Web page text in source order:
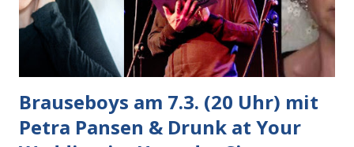
Konto hinzufügen, aber das klappt nicht.” Wieder werde ich
gefragt, ob ich den Kopfhörer meinem Konto hinzufügen
will. Leider habe ich ni...
Brauseboys am 7.3. (20 Uhr) mit
Petra Pansen & Drunk at Your